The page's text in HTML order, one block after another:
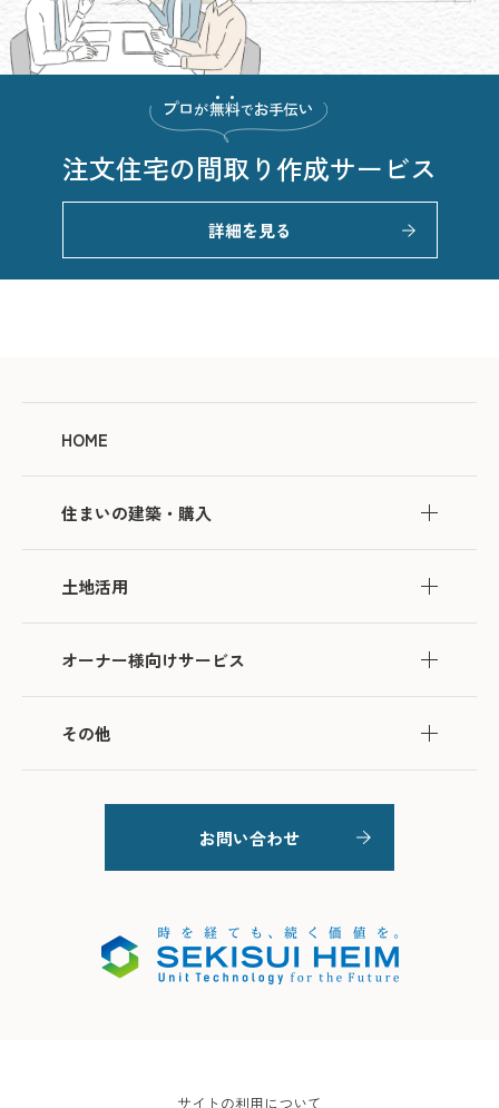
注文住宅の間取り作成サービス
詳細を見る
HOME
住まいの建築・購入
土地活用
オーナー様向けサービス
その他
お問い合わせ
サイトの利用について